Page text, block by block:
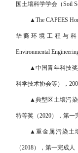
国土壤科学学会（Soil
▲The CAPEES
华裔环境工程与科
Environmental
▲中国青年科技
科学技术协会等），
▲典型区土壤污
特等奖（2020），第一
▲重金属污染土
（2018），第一完成人